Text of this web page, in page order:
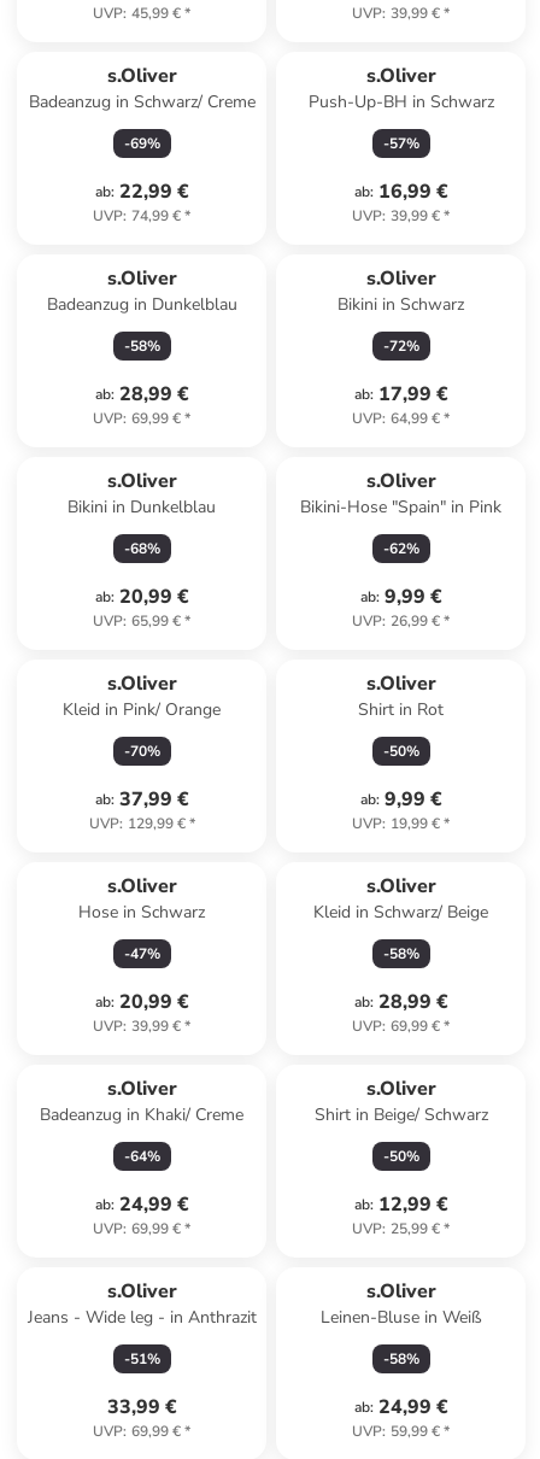
UVP: 45,99 €* UVP: 39,99 €*
s.Oliver
Badeanzug in Schwarz/ Creme
-69%
ab: 22,99 €
UVP: 74,99 €*
s.Oliver
Push-Up-BH in Schwarz
-57%
ab: 16,99 €
UVP: 39,99 €*
s.Oliver
Badeanzug in Dunkelblau
-58%
ab: 28,99 €
UVP: 69,99 €*
s.Oliver
Bikini in Schwarz
-72%
ab: 17,99 €
UVP: 64,99 €*
s.Oliver
Bikini in Dunkelblau
-68%
ab: 20,99 €
UVP: 65,99 €*
s.Oliver
Bikini-Hose "Spain" in Pink
-62%
ab: 9,99 €
UVP: 26,99 €*
s.Oliver
Kleid in Pink/ Orange
-70%
ab: 37,99 €
UVP: 129,99 €*
s.Oliver
Shirt in Rot
-50%
ab: 9,99 €
UVP: 19,99 €*
s.Oliver
Hose in Schwarz
-47%
ab: 20,99 €
UVP: 39,99 €*
s.Oliver
Kleid in Schwarz/ Beige
-58%
ab: 28,99 €
UVP: 69,99 €*
s.Oliver
Badeanzug in Khaki/ Creme
-64%
ab: 24,99 €
UVP: 69,99 €*
s.Oliver
Shirt in Beige/ Schwarz
-50%
ab: 12,99 €
UVP: 25,99 €*
s.Oliver
Jeans - Wide leg - in Anthrazit
-51%
33,99 €
UVP: 69,99 €*
s.Oliver
Leinen-Bluse in Weiß
-58%
ab: 24,99 €
UVP: 59,99 €*